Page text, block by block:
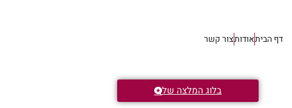
דף הביתאודותצור קשר
בלוג המלצה של